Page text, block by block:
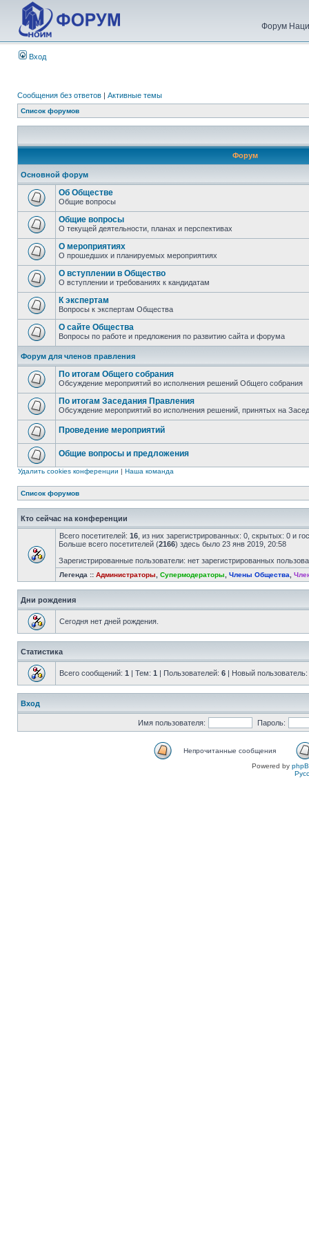
Форум
Вход
Сообщения без ответов | Активные темы
Список форумов
Форум
Основной форум
Об Обществе
Общие вопросы
Общие вопросы
О текущей деятельности, планах и перспективах
О мероприятиях
О прошедших и планируемых мероприятиях
О вступлении в Общество
О вступлении и требованиях к кандидатам
К экспертам
Вопросы к экспертам Общества
О сайте Общества
Вопросы по работе и предложения по развитию сайта и форума
Форум для членов правления
По итогам Общего собрания
Обсуждение мероприятий во исполнения решений Общего собрания
По итогам Заседания Правления
Обсуждение мероприятий во исполнения решений, принятых на
Проведение мероприятий
Общие вопросы и предложения
Удалить cookies конференции | Наша команда
Список форумов
Кто сейчас на конференции
Всего посетителей: 16 , из них зарегистрированных: 0, скрытых: 0 и
Больше всего посетителей (2166) здесь было 23 янв 2019, 20:58
Зарегистрированные пользователи: нет зарегистрированных
Легенда :: Администраторы Супермодераторы Члены Общества
Дни рождения
Сегодня нет дней рождения.
Статистика
Всего сообщений: 1 | Тем: 1 | Пользователей: 6 | Новый пользователь:
Вход
Имя пользователя: Пароль:
Непрочитанные сообщения
Powered by